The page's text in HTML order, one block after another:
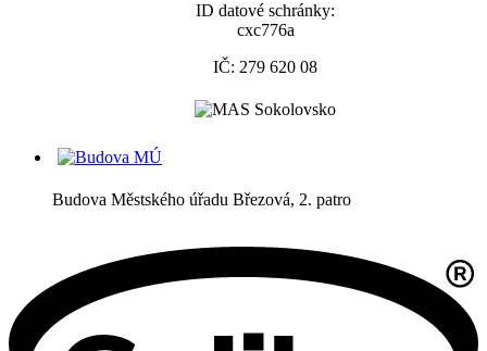
ID datové schránky:
cxc776a
IČ: 279 620 08
Budova Městského úřadu Březová, 2. patro